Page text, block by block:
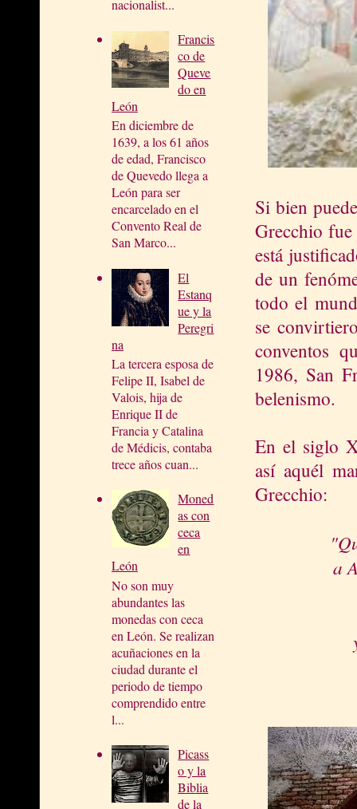
nacionalist...
Francis
co de
Queve
do en
León
En diciembre de
1639, a los 61 años
de edad, Francisco
de Quevedo llega a
León para ser
encarcelado en el
Convento Real de
San Marco...
El
Estanq
ue y la
Peregri
na
La tercera esposa de
Felipe II, Isabel de
Valois, hija de
Enrique II de
Francia y Catalina
de Médicis, contaba
trece años cuan...
Moned
as con
ceca
en
León
No son muy
abundantes las
monedas con ceca
en León. Se realizan
acuñaciones en la
ciudad durante el
periodo de tiempo
comprendido entre
l...
Picass
o y la
Biblia
de la
Si bien
Grecchio fue
está
de un
todo el
se
conventos
1986, San
belenismo.
En el siglo
así aquél
Grecchio:
a